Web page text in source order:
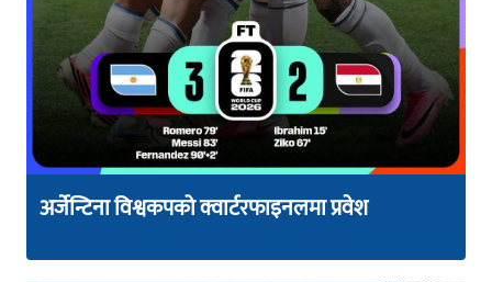
अर्जेन्टिना विश्वकपको क्वार्टरफाइनलमा प्रवेश